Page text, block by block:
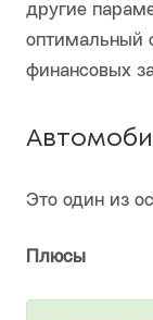
другие
оптимальный
финансовых
Это один из
Плюсы